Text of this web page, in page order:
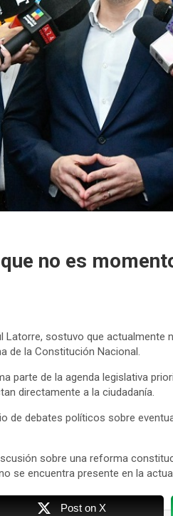
no es
Latorre, sostuvo que
de la Constitución Nacional.
parte de la agenda legislativa
directamente a la ciudadanía.
de debates políticos sobre
sobre una reforma
se encuentra presente en la
Post on X